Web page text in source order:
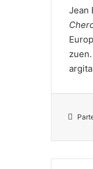
Jean